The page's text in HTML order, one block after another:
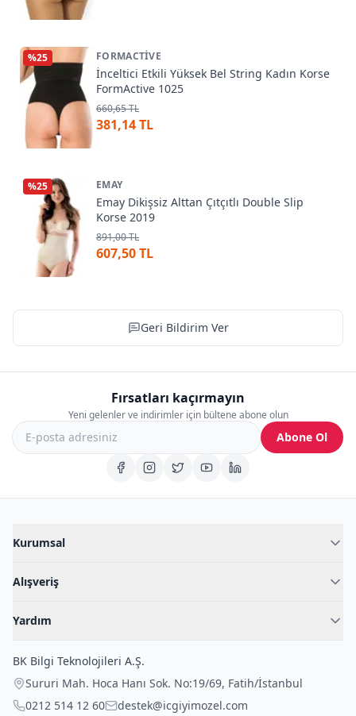
%25 FORMACTIVE
İnceltici Etkili Yüksek Bel String Kadın Korse
FormActive 1025
660,65 TL
381,14 TL
%25 EMAY
Emay Dikişsiz Alttan Çıtçıtlı Double Slip
Korse 2019
891,00 TL
607,50 TL
Geri Bildirim Ver
Fırsatları kaçırmayın
Yeni gelenler ve indirimler için bültene abone olun
Abone Ol
Kurumsal
Blog
İç Giyim Rehberi
Alışveriş
Fantazi İç Giyim
Çocuk İç Giyim
Outlet Fırsatları
Yardım
İade Politikası
BK Bilgi Teknolojileri A.Ş.
Sururi Mah. Hoca Hanı Sok. No:19/69, Fatih/İstanbul
0212 514 12 60
destek@icgiyimozel.com